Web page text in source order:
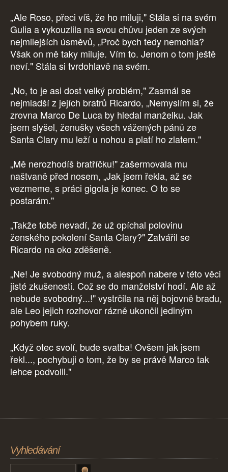
„Ale Roso, přeci víš, že ho miluji," Stála si na svém
Gulia a vykouzlila na svou chůvu jeden ze svých
nejmilejších úsměvů, „Proč bych tedy nemohla?
Však on mě taky miluje. Vím to. Jenom o tom ještě
neví." Stála si tvrdohlavě na svém.
„No, to je asi dost velký problém," Zasmál se
nejmladší z jejích bratrů Ricardo, „Nemyslím si, že
zrovna Marco De Luca by hledal manželku. Jak
jsem slyšel, ženušky všech vážených pánů ze
Santa Clary mu leží u nohou a platí ho zlatem."
„Mě nerozhodíš bratříčku!" zašermovala mu
naštvaně před nosem, „Jak jsem řekla, až se
vezmeme, s práci gigola je konec. O to se
postarám."
„Takže tobě nevadí, že už opíchal polovinu
ženského pokolení Santa Clary?" Zatvářil se
Ricardo na oko zděšeně.
„Ne! Je svobodný muž, a alespoň nabere v této věci
jisté zkušenosti. Což se do manželství hodí. Ale až
nebude svobodný...!" vystrčila na něj bojovně bradu,
ale Leo jejich rozhovor rázně ukončil jediným
pohybem ruky.
„Když otec svolí, bude svatba! Ovšem jak jsem
řekl..., pochybuji o tom, že by se právě Marco tak
lehce podvolil."
Vyhledávání